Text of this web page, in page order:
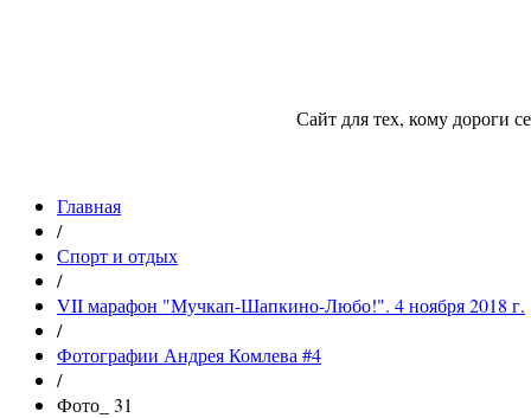
Сайт для тех, кому дороги
Главная
/
Спорт и отдых
/
VII марафон "Мучкап-Шапкино-Любо!". 4 ноября 2018 г.
/
Фотографии Андрея Комлева #4
/
Фото_ 31